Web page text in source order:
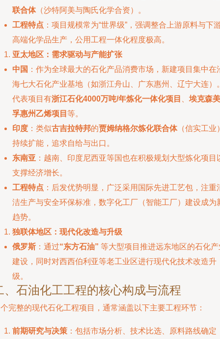
联合体（沙特阿美与陶氏化学合资）。
工程特点 ：项目规模常为“世界级”，强调整合上游原料与下
高端化学品生产，公用工程一体化程度极高。
亚太地区：需求驱动与产能扩张
中国 ：作为全球最大的石化产品消费市场，新建项目集中在
海七大石化产业基地（如浙江舟山、广东惠州、辽宁大连）
代表项目有浙江石化4000万吨/年炼化一体化项目
埃克森美
孚惠州乙烯项目 等。
印度 ：类似古吉拉特邦的贾姆纳格尔炼化联合体（信实工业
持续扩能，追求自给与出口。
东南亚 ：越南、印度尼西亚等国也在积极规划大型炼化项目
支撑经济增长。
工程特点 ：后发优势明显，广泛采用国际先进工艺包，注重
洁生产与安全环保标准，数字化工厂（智能工厂）建设成为
趋势。
独联体地区：现代化改造与升级
俄罗斯 ：通过“东方石油” 等大型项目推进远东地区的石化产
建设，同时对西西伯利亚等老工业区进行现代化技术改造升
级。
、石油化工工程的核心构成与流程
完整的现代石化工程项目，通常涵盖以下主要工程环节：
前期研究与决策 ：包括市场分析、技术比选、原料路线确定